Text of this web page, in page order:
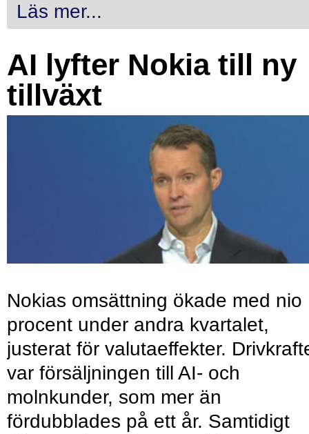
Läs mer...
AI lyfter Nokia till ny
tillväxt
Nokias omsättning ökade med nio
procent under andra kvartalet,
justerat för valutaeffekter.
var försäljningen till AI- och
molnkunder, som mer än
fördubblades på ett år. Samtidigt